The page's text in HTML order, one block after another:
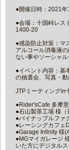
●開催日時：2021
●会場：十国峠レ
1400-20
●感染防止対策：マ
アルコール消毒液
ない事やソーシャ
●イベント内容：基
の抽選会、写真・
JTPミーティングin
●Rider'sCafe 多摩
●石山製茶工場 様（
●パイナップルファ
●レーシングカフェ
●Garage Infinity 様
●MGマイガレージ
いた方にデジタルス